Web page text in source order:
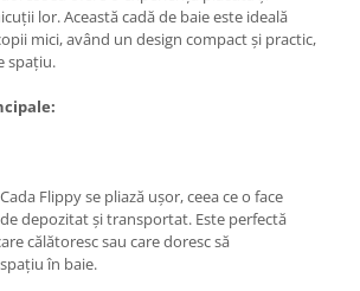
si suporturi
haine
masini de
lipit
lipit
piese
scule
lor. Această cadă de baie este ideală
mici, având un design compact și practic,
spațiu.
Cada Flippy se pliază ușor, ceea ce o face
depozitat și transportat. Este perfectă
călătoresc sau care doresc să
în baie.